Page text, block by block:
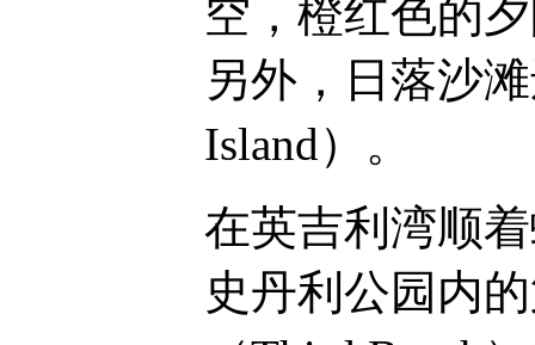
空， 橙红色的
另外，日落沙
Island）。
在英吉利湾顺
史丹利公园内